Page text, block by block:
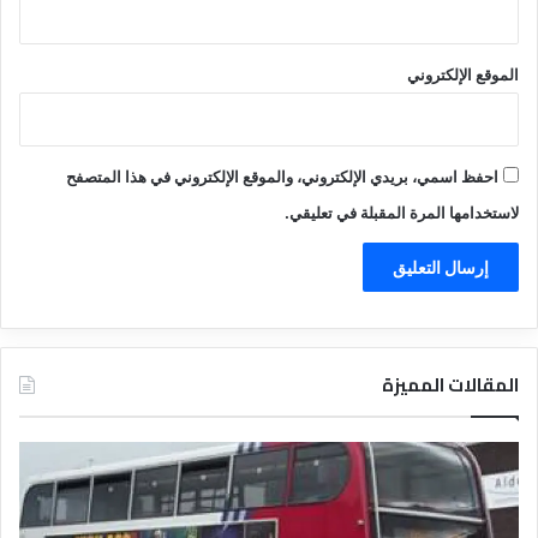
الموقع الإلكتروني
احفظ اسمي، بريدي الإلكتروني، والموقع الإلكتروني في هذا المتصفح
لاستخدامها المرة المقبلة في تعليقي.
المقالات المميزة
ل
ي